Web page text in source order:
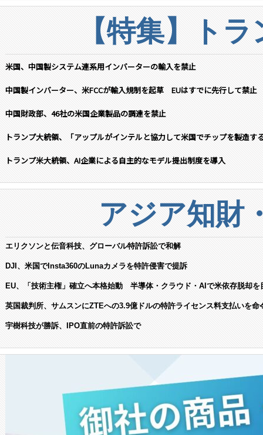
【特集】ト
米国、中国製システム連系用インバーターの輸入を禁止
中国製インバーター、米FCCが輸入規制を起草 EUはすでに先行して禁止
中国財政部、46社の米国企業製品の調達を禁止
トランプ大統領、「アップルがインテルと協力して米国でチップを製造す
トランプ米大統領、AI企業による自主的なモデル提出制度を導入
アジア知財
エリクソンと伝音科技、グローバル特許訴訟で和解
DJI、米国でInsta360のLunaカメラを特許侵害で提訴
EU、「技術主権」確立へ本格始動 半導体・クラウド・AIで米依存脱却を
英国裁判所、サムスンにZTEへの3.9億ドルの特許ライセンス料支払いを命
宇樹科技が勝訴、IPO直前の特許訴訟で